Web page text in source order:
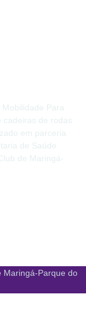
Para
de rodas
em parceria
de Saúde
de Maringá-
Maringá-Parque do